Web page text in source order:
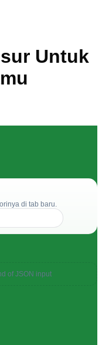
Untuk
di tab baru.
of JSON input